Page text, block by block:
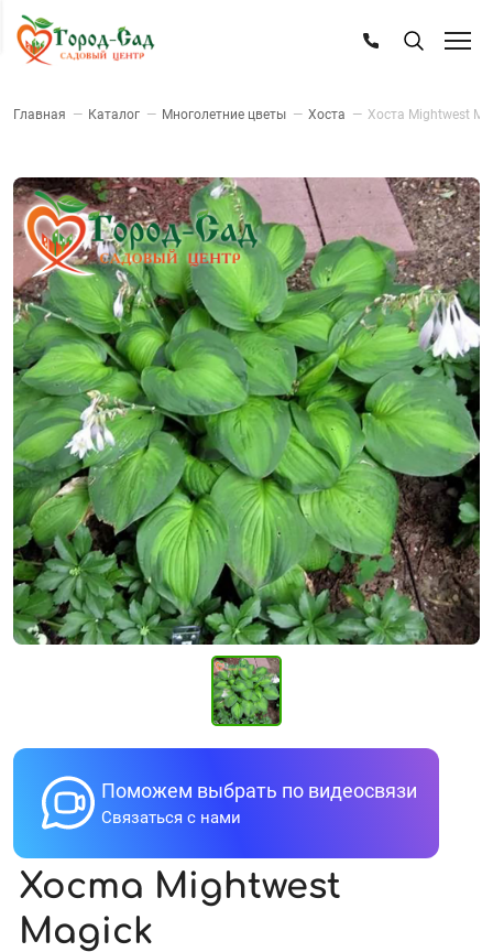
Главная — Каталог — Многолетние цветы — Хоста — Хоста Mightwest
Поможем выбрать по видеосвязи
Связаться с нами
Хоста Mightwest
Magick